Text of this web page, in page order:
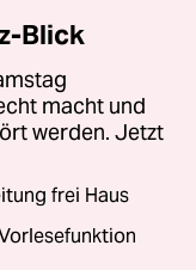
Blick
macht und
werden. Jetzt
frei Haus